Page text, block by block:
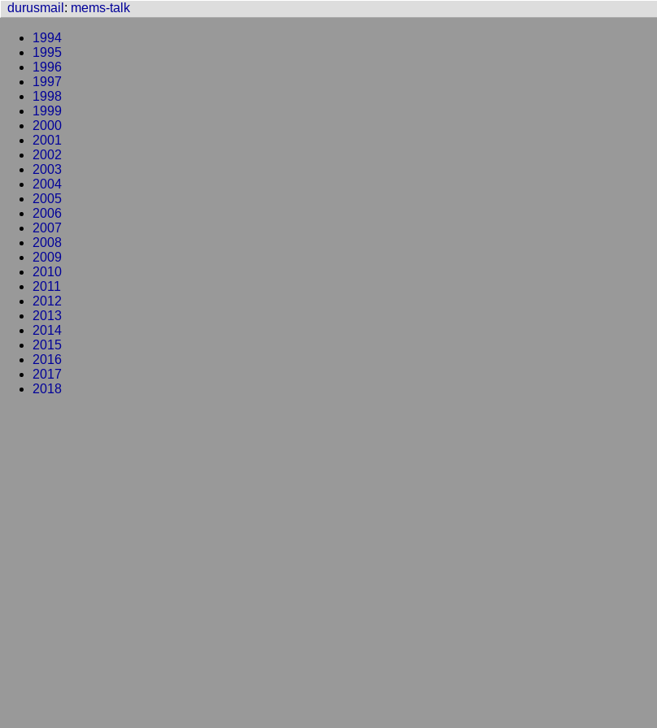
durusmail : mems-talk
1994
1995
1996
1997
1998
1999
2000
2001
2002
2003
2004
2005
2006
2007
2008
2009
2010
2011
2012
2013
2014
2015
2016
2017
2018